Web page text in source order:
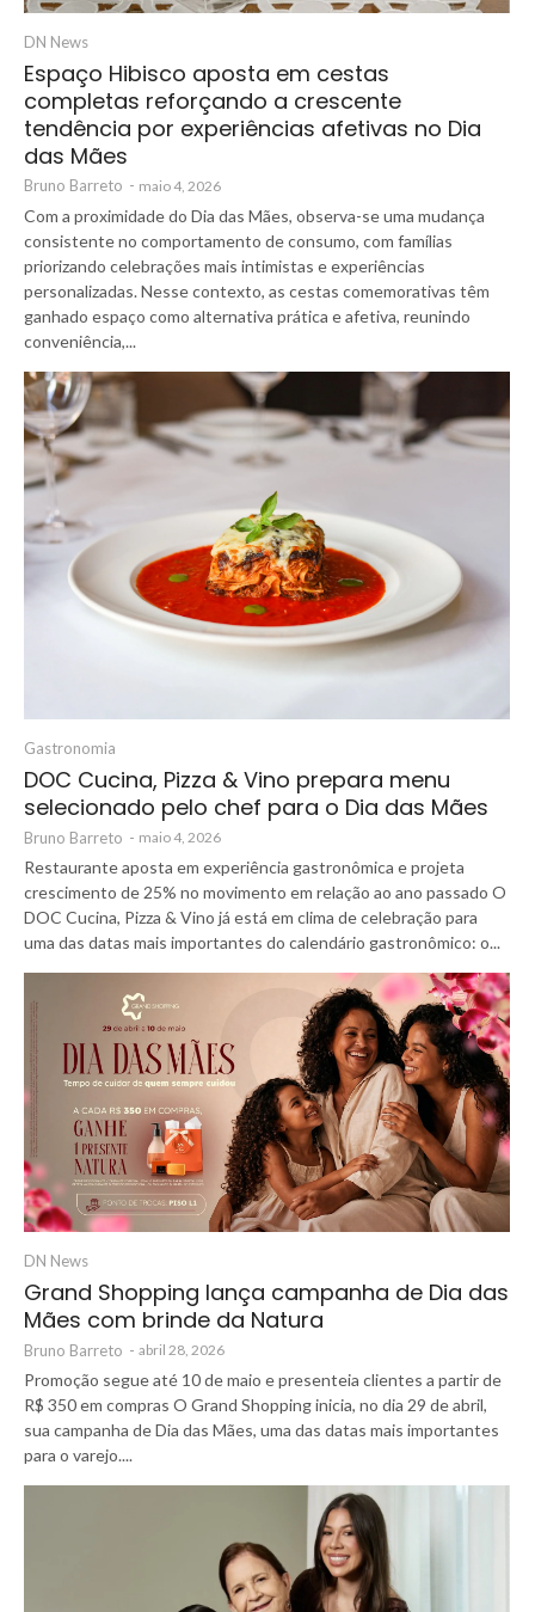
DN News
Espaço Hibisco aposta em cestas
completas reforçando a crescente
tendência por experiências afetivas no Dia
das Mães
Bruno Barreto - maio 4, 2026
Com a proximidade do Dia das Mães, observa-se uma mudança
consistente no comportamento de consumo, com famílias
priorizando celebrações mais intimistas e experiências
personalizadas. Nesse contexto, as cestas comemorativas têm
ganhado espaço como alternativa prática e afetiva, reunindo
conveniência,...
Gastronomia
DOC Cucina, Pizza & Vino prepara menu
selecionado pelo chef para o Dia das Mães
Bruno Barreto - maio 4, 2026
Restaurante aposta em experiência gastronômica e projeta
crescimento de 25% no movimento em relação ao ano passado O
DOC Cucina, Pizza & Vino já está em clima de celebração para
uma das datas mais importantes do calendário gastronômico: o...
DN News
Grand Shopping lança campanha de Dia das
Mães com brinde da Natura
Bruno Barreto - abril 28, 2026
Promoção segue até 10 de maio e presenteia clientes a partir de
R$ 350 em compras O Grand Shopping inicia, no dia 29 de abril,
sua campanha de Dia das Mães, uma das datas mais importantes
para o varejo....